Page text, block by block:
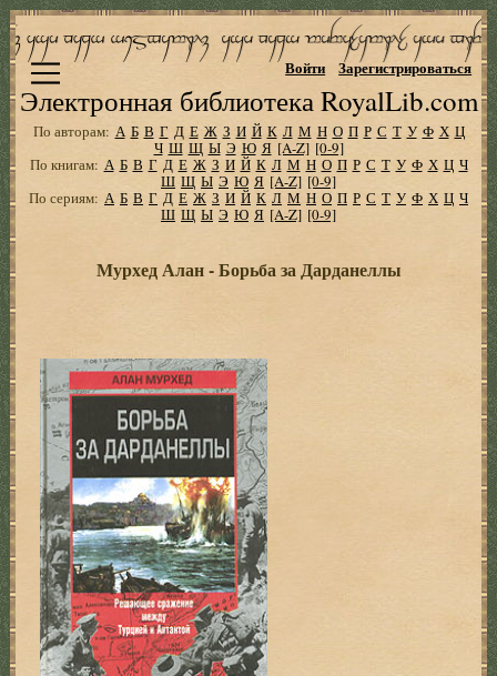
Электронная библиотека RoyalLib.com
Войти Зарегистрироваться
По авторам: А Б В Г Д Е Ж З И Й К Л М Н О П Р С Т У Ф Х Ц
Ч Ш Щ Ы Э Ю Я [A-Z] [0-9]
По книгам: А Б В Г Д Е Ж З И Й К Л М Н О П Р С Т У Ф Х Ц Ч
Ш Щ Ы Э Ю Я [A-Z] [0-9]
По сериям: А Б В Г Д Е Ж З И Й К Л М Н О П Р С Т У Ф Х Ц Ч
Ш Щ Ы Э Ю Я [A-Z] [0-9]
Мурхед Алан - Борьба за Дарданеллы